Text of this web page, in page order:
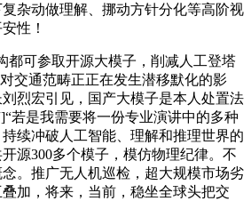
杂动做理解、挪动方针分化等高阶视
性！
可参取开源大模子，削减人工登塔
交通范畴正正在发生潜移默化的影
烈宏引见，国产大模子是本人处置法
若是我需要将一份专业演讲中的多种
续冲破人工智能、理解和推理世界的
源300多个模子，模仿物理纪律。不
。推广无人机巡检，超大规模市场劣
加，将来，当前，稳坐全球头把交